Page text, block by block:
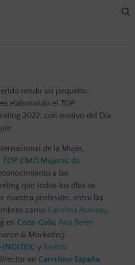
rendir un pequeño
elaborando el TOP
2022, con motivo del Día
de la Mujer,
TOP CMO Mujeres de
a las
que todos los días se
nuestra profesión, entre las
como Carolina Aransay,
en Coca-Cola; Ana Belén
& Marketing
INDITEX; y Beatriz
en Carrefour España,